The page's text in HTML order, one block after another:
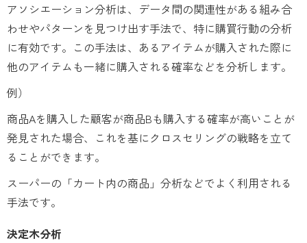
アソシエーション分析は、データ間の関連性がある組み合
わせやパターンを見つけ出す手法で、特に購買行動の分析
に有効です。この手法は、あるアイテムが購入された際に
他のアイテムも一緒に購入される確率などを分析します。
例）
商品Aを購入した顧客が商品Bも購入する確率が高いことが
発見された場合、これを基にクロスセリングの戦略を立て
ることができます。
スーパーの「カート内の商品」分析などでよく利用される
手法です。
決定木分析